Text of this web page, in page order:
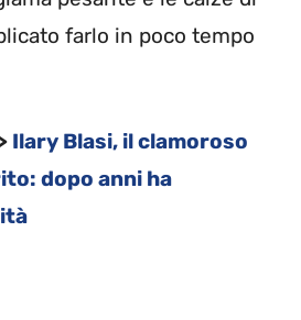
farlo in poco tempo
Ilary Blasi, il clamoroso
dopo anni ha